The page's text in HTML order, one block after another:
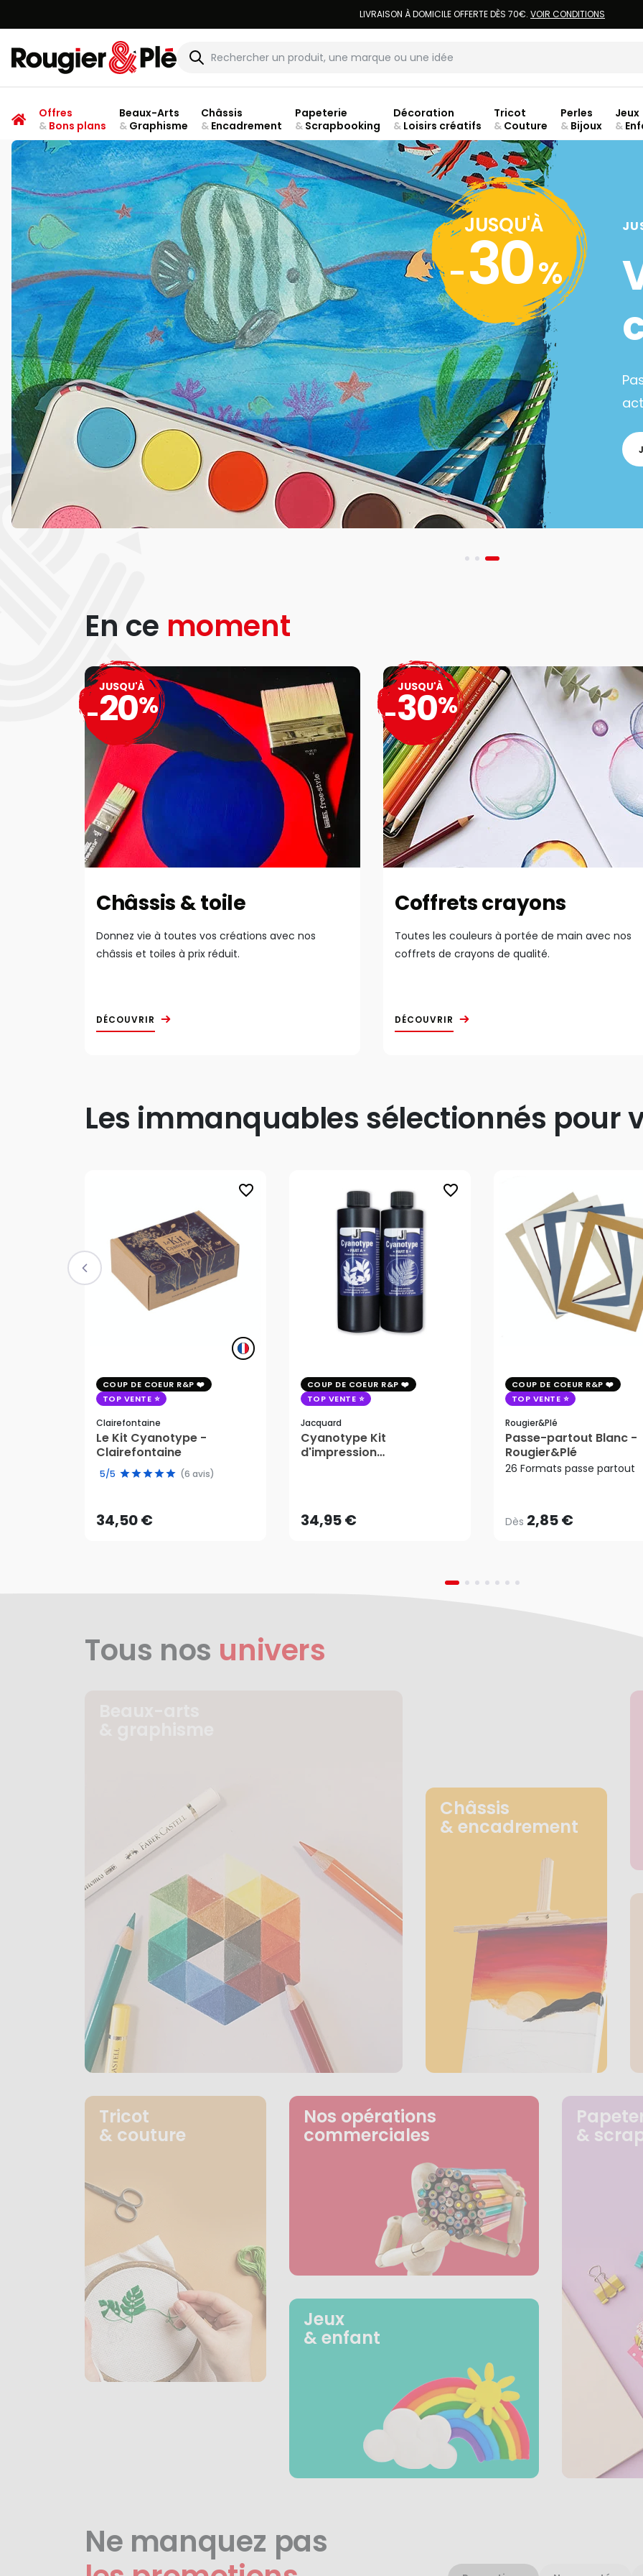
LIVRAISON À DOMICILE OFFERTE DÈS 70€. VOIR CONDITIONS
Rougier & Plé
Offres
&Bons plans
Beaux-Arts
&Graphisme
Châssis
&Encadrement
Papeterie
&Scrapbooking
Décoration
&Loisirs créatifs
Tricot
& Couture
Perles
& Bijoux
Jeux
&
JUSQU'À
-30%
En ce moment
Châssis & toile
Donnez vie à toutes vos créations avec nos
châssis et toiles à prix réduit.
DÉCOUVRIR
JUSQU'À
-20%
Coffrets crayons
Toutes les couleurs à portée de main avec nos
coffrets de crayons de qualité.
DÉCOUVRIR
JUSQU'À
-30%
Les immanquables sélectionnés pour
favorite_border
COUP DE COEUR R&P
TOP VENTE
Clairefontaine
Le Kit Cyanotype -
Clairefontaine
5/5 (6 avis)
34,50 €
34,50 €
AJOUTER AU PANIER
favorite_border
COUP DE COEUR R&P
TOP VENTE
Jacquard
Cyanotype Kit
d'impression
34,95 €AJOUTER AU PANIER
COUP DE COEUR R&P
TOP VENTE
Rougier&plé
Passe-partout Blanc -
Rougier&Plé
26 Formats passe partout
Dès 2,85 €
Dès2,85 €
Tous nos univers
Châssis
& encadrement
Tricot
& couture
Nos opérations
commerciales
Jeux
& enfant
&
Ne manquez pas